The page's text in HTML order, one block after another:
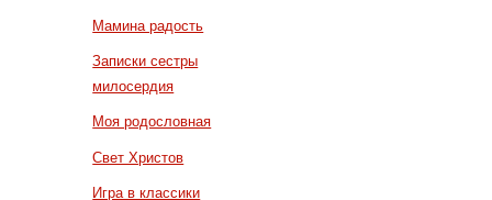
Мамина радость
Записки сестры
милосердия
Моя родословная
Свет Христов
Игра в классики